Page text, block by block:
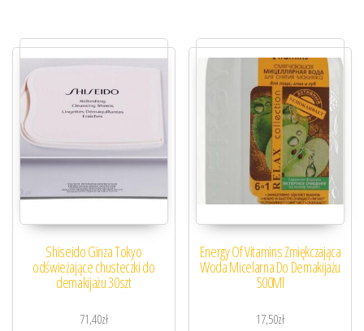
Shiseido Ginza Tokyo
odświeżające chusteczki do
demakijażu 30szt
71,40zł
Energy Of Vitamins Zmiękczająca
Woda Micelarna Do Demakijażu
500Ml
17,50zł